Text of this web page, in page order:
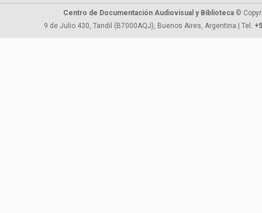
Centro de Documentación Audiovisual y Biblioteca ©
9 de Julio 430, Tandil (B7000AQJ), Buenos Aires, Argentina | Tel.